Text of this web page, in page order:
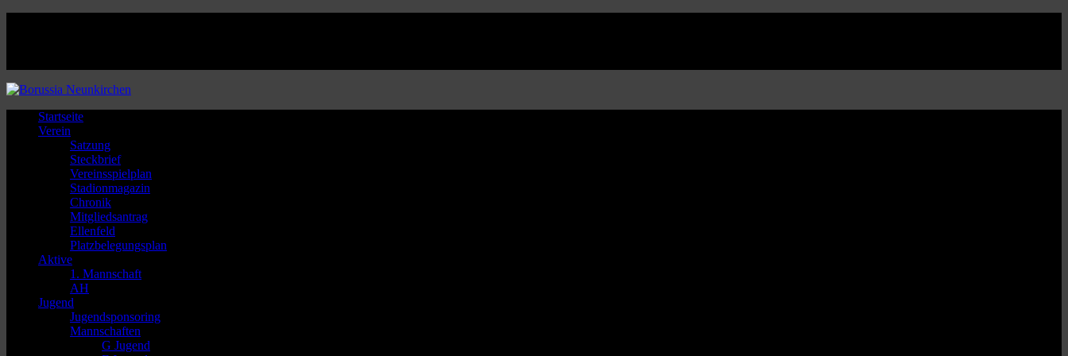
Startseite
Verein
Satzung
Steckbrief
Vereinsspielplan
Stadionmagazin
Chronik
Mitgliedsantrag
Ellenfeld
Platzbelegungsplan
Aktive
1. Mannschaft
AH
Jugend
Jugendsponsoring
Mannschaften
G Jugend